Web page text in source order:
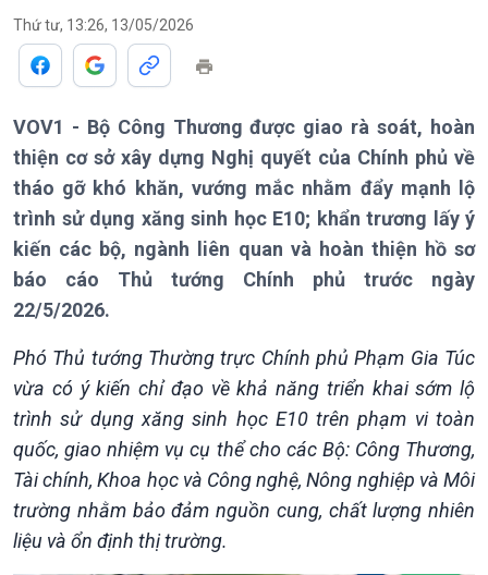
Giới thiệu
Thời sự
Thời sự 6h
Thời sự 12h
Thời sự 18h
Thời sự 21h30
Bản tin
Thứ tư, 13:26, 13/05/2026
VOV1 - Bộ Công Thương được giao rà soát, hoàn
thiện cơ sở xây dựng Nghị quyết của Chính phủ về
tháo gỡ khó khăn, vướng mắc nhằm đẩy mạnh lộ
trình sử dụng xăng sinh học E10; khẩn trương lấy ý
kiến các bộ, ngành liên quan và hoàn thiện hồ sơ
báo cáo Thủ tướng Chính phủ trước ngày
22/5/2026.
Phó Thủ tướng Thường trực Chính phủ Phạm Gia Túc
vừa có ý kiến chỉ đạo về khả năng triển khai sớm lộ
trình sử dụng xăng sinh học E10 trên phạm vi toàn
quốc, giao nhiệm vụ cụ thể cho các Bộ: Công Thương,
Tài chính, Khoa học và Công nghệ, Nông nghiệp và Môi
trường nhằm bảo đảm nguồn cung, chất lượng nhiên
liệu và ổn định thị trường.